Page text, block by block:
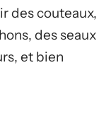
des couteaux,
des seaux
et bien